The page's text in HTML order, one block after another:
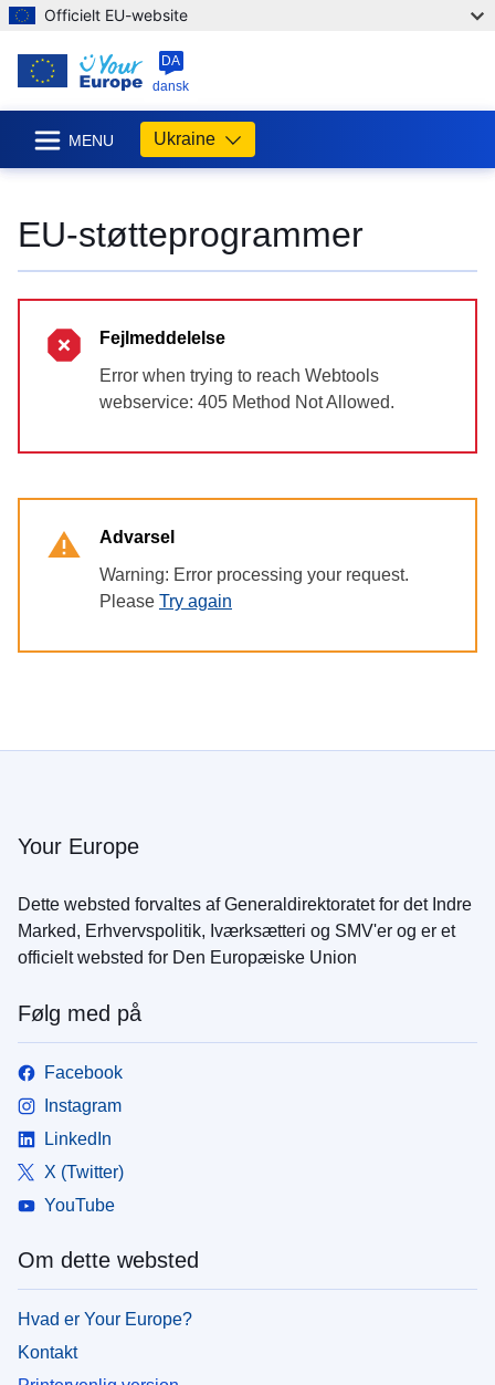
Officielt EU-website
DA
dansk
MENU Ukraine
EU-støtteprogrammer
Fejlmeddelelse
Error when trying to reach Webtools
webservice: 405 Method Not Allowed.
Advarsel
Warning: Error processing your request.
Please Try again
Your Europe
Dette websted forvaltes af Generaldirektoratet for det Indre
Marked, Erhvervspolitik, Iværksætteri og SMV'er og er et
officielt websted for Den Europæiske Union
Følg med på
Facebook
Instagram
LinkedIn
X (Twitter)
YouTube
Om dette websted
Hvad er Your Europe?
Kontakt